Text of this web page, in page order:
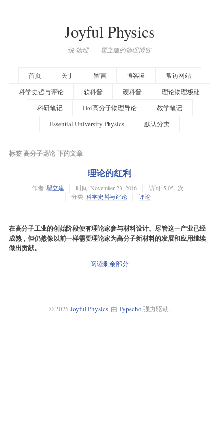
Joyful Physics
悦·物理——瞿立建的物理博客
首页 关于 留言 博客圈
常访网站
科学史哲与评论
软科普 硬科普
理论物理极础
科研笔记
Doi高分子物理导论
教学笔记
Essential University Physics
默认分类
标签 高分子场论 下的文章
理论的红利
作者: 瞿立建 时间: November 23, 2016
访问: 5,051 次
分类: 科学史哲与评论 评论
在高分子工业的创始阶段便有理论家参与材料设计。尽管这一产业已经
成熟，但仍然像以前一样需要理论家为高分子新材料的发展和应用继续
做出贡献。
- 阅读剩余部分 -
© 2026 Joyful Physics. 由 Typecho 强力驱动.